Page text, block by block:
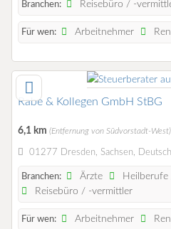
Branchen: Reisebüro / -
Für wen: Arbeitnehmer
Rabe & Kollegen GmbH StBG
6,1 km (Entfernung von Südvorstadt-West)
01277 Dresden, Sachsen,
Branchen: Ärzte
Reisebüro / -vermittler
Für wen: Arbeitnehmer